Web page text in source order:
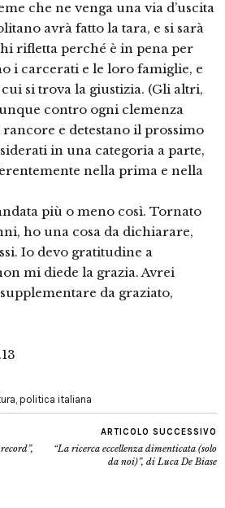
che ne venga una via d’uscita
avrà fatto la tara, e si sarà
rifletta perché è in pena per
i carcerati e le loro famiglie, e
si trova la giustizia. (Gli altri,
contro ogni clemenza
e detestano il prossimo
in una categoria a parte,
nella prima e nella
più o meno così. Tornato
ho una cosa da dichiarare,
Io devo gratitudine a
mi diede la grazia. Avrei
da graziato,
, politica italiana
ARTICOLO SUCCESSIVO
“La ricerca eccellenza dimenticata (solo
da noi)”, di Luca De Biase